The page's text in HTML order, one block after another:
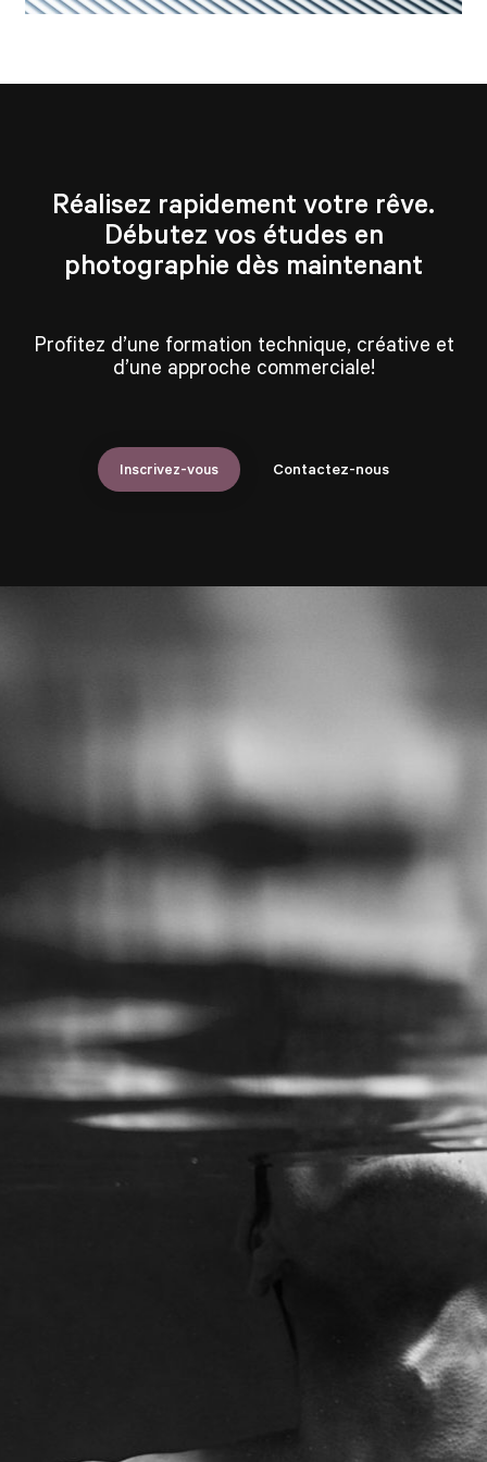
Réalisez rapidement votre rêve.
Débutez vos études en
photographie dès maintenant
Profitez d’une formation technique, créative et
d’une approche commerciale!
Inscrivez-vous Contactez-nous